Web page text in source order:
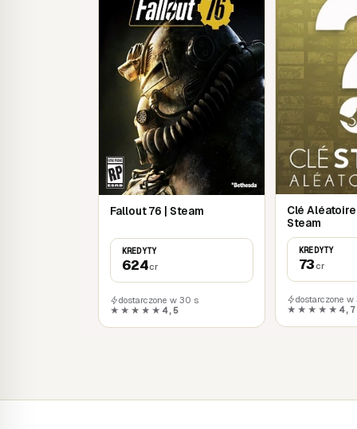
Fallout 76 | Steam
KREDYTY
624cr
dostarczone w 30 s
★★★★★ 4,5
Clé
Steam
KREDYTY
73 cr
dostarczone
★★★★★ 4,7